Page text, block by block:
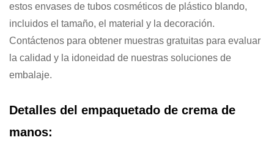
estos envases de tubos cosméticos de plástico blando,
incluidos el tamaño, el material y la decoración.
Contáctenos para obtener muestras gratuitas para evaluar
la calidad y la idoneidad de nuestras soluciones de
embalaje.
Detalles del empaquetado de crema de
manos: